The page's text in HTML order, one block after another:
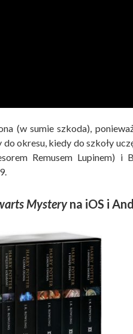
(w sumie szkoda),
okresu, kiedy do szkoły
Remusem Lupinem) i
Mysteryna iOS i